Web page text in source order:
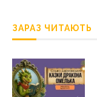
ЗАРАЗ ЧИТАЮТЬ